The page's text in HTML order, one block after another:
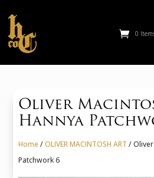
0
Oliver
Hannya
Home /OLIVER MACINTOSH ART / Oliver
Patchwork 6